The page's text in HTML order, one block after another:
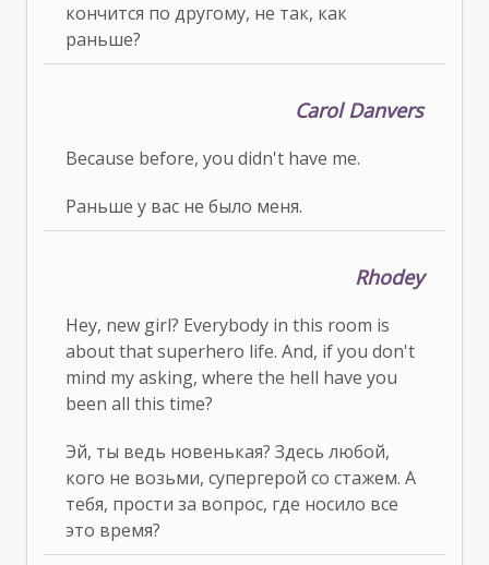
кончится по другому, не так, как
раньше?
Carol Danvers
Because before, you didn't have me.
Раньше у вас не было меня.
Rhodey
Hey, new girl? Everybody in this room is
about that superhero life. And, if you don't
mind my asking, where the hell have you
been all this time?
Эй, ты ведь новенькая? Здесь любой,
кого не возьми, супергерой со стажем. А
тебя, прости за вопрос, где носило все
это время?